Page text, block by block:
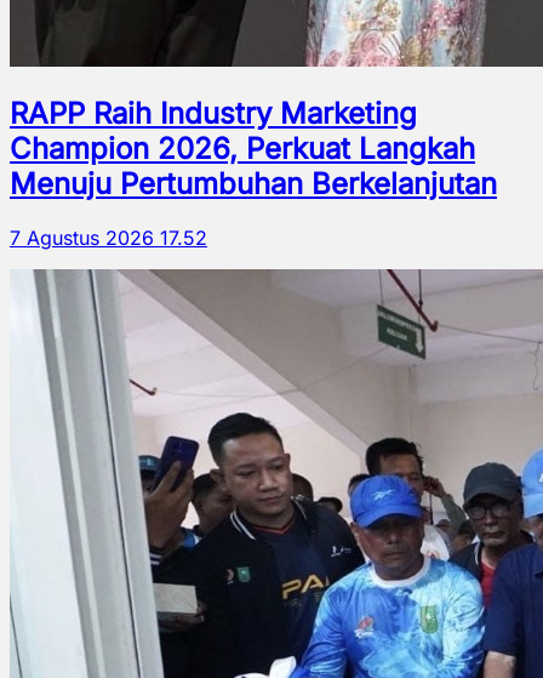
RAPP Raih Industry Marketing
Champion 2026, Perkuat Langkah
Menuju Pertumbuhan Berkelanjutan
7 Agustus 2026 17.52